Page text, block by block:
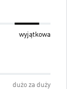
wyjątkowa
dużo za duży